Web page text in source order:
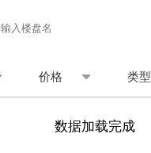
价格 类型
数据加载完成